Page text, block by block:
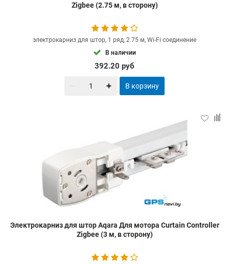
Zigbee (2.75 м, в сторону)
электрокарниз для штор, 1 ряд, 2.75 м, Wi-Fi соединение
В наличии
392.20 руб
В корзину
Электрокарниз для штор Aqara Для мотора Curtain Controller
Zigbee (3 м, в сторону)